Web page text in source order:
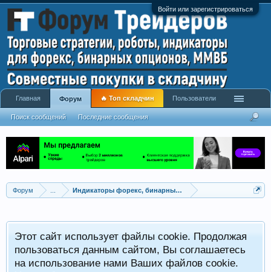
Войти или зарегистрироваться
Форум Индикаторы форекс, бинарных опционов, ММВБ
Этот сайт использует файлы cookie. Продолжая
пользоваться данным сайтом, Вы соглашаетесь
на использование нами Ваших файлов cookie.
Главная Форум
Поиск сообщений Последние сообщения
🔥 Топ складчин Пользователи